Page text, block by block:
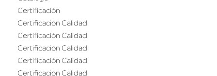
Certificación
Certificación Calidad
Certificación Calidad
Certificación Calidad
Certificación Calidad
Certificación Calidad